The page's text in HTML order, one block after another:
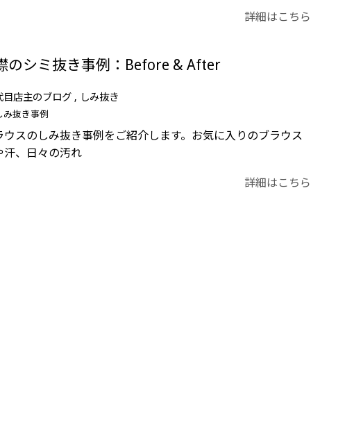
詳細はこちら
のシミ抜き事例：Before & After
目店主のブログ しみ抜き
み抜き事例
スのしみ抜き事例をご紹介します。お気に入りのブラウス
汗、日々の汚れ
詳細はこちら